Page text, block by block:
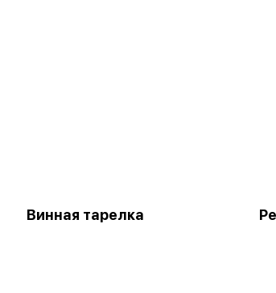
Винная тарелка